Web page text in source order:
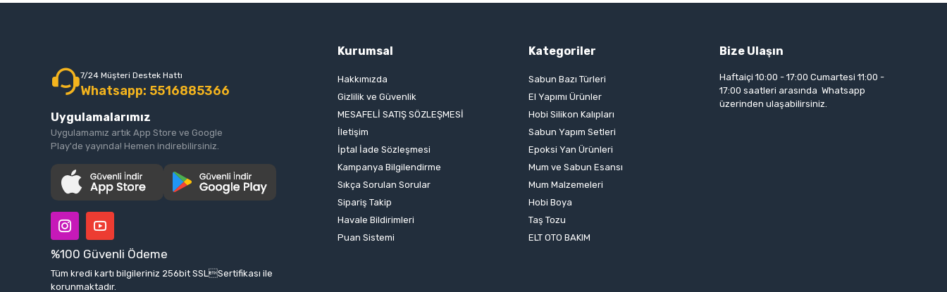
7/24 Müşteri Destek Hattı
Whatsapp: 5516885366
Uygulamalarımız
Uygulamamız artık App Store ve Google
Play'de yayında! Hemen indirebilirsiniz.
%100 Güvenli Ödeme
Tüm kredi kartı bilgileriniz 256bit SSLSertifikası ile
korunmaktadır.
Kurumsal
Hakkımızda
Gizlilik ve Güvenlik
MESAFELİ SATIŞ SÖZLEŞMESİ
İletişim
İptal İade Sözleşmesi
Kampanya Bilgilendirme
Sıkça Sorulan Sorular
Sipariş Takip
Havale Bildirimleri
Puan Sistemi
Kategoriler
Sabun Bazı Türleri
El Yapımı Ürünler
Hobi Silikon Kalıpları
Sabun Yapım Setleri
Epoksi Yan Ürünleri
Mum ve Sabun Esansı
Mum Malzemeleri
Hobi Boya
Taş Tozu
ELT OTO BAKIM
Bize Ulaşın
Haftaiçi 10:00 - 17:00 Cumartesi 11:00 -
17:00 saatleri arasında Whatsapp
üzerinden ulaşabilirsiniz.